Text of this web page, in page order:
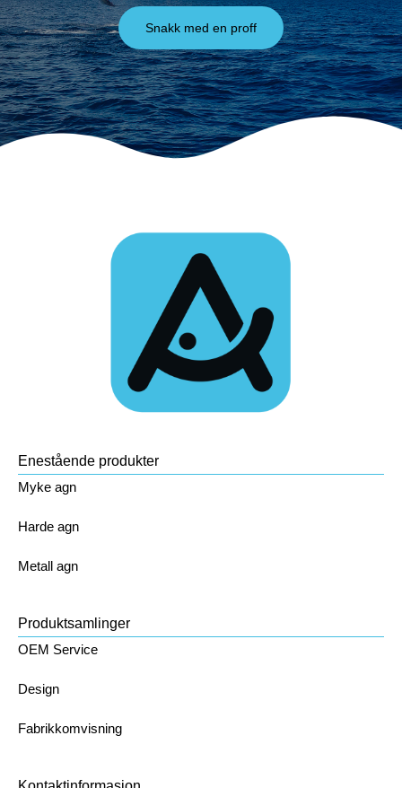
Snakk med en proff
Enestående produkter
Myke agn
Harde agn
Metall agn
Produktsamlinger
OEM Service
Design
Fabrikkomvisning